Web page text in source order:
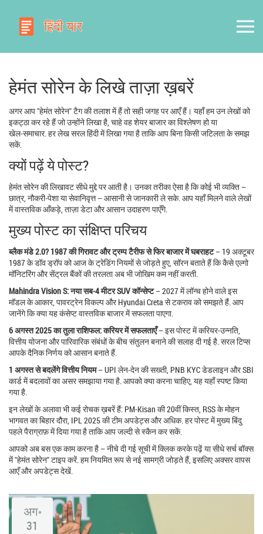
हेमंत सोरेन के लिखे ताज़ा ख़बरें
अगर आप "हेमंत सोरेन" टैग की तलाश में हैं तो सही जगह पर आएँ हैं। यहाँ हम उन लेखों को
इकट्ठा कर रहे हैं जो उन्होंने लिखा है, चाहे वह शेयर बाजार का विश्लेषण हो या
खेल‑समाचार. हर लेख सरल हिंदी में लिखा गया है ताकि आप बिना किसी जटिलता के समझ
सकें.
क्यों पढ़ें ये पोस्ट?
हेमंत सोरेन की लिखावट सीधे मुद्दे पर आती है। उनका तरीका ऐसा है कि कोई भी व्यक्ति –
छात्र, नौकरी‑पेशा या सेवानिवृत्त – आसानी से जानकारी ले सके. आप यहाँ मिलने वाले लेखों
में वास्तविक आँकड़े, ताज़ा डेटा और आसान उदाहरण पाएँगे.
मुख्य पोस्ट का संक्षिप्त परिचय
ब्लैक मंडे 2.0? 1987 की गिरावट और ट्रम्प टैरीफ से फिर बाजार में घबराहट– 19 अक्टूबर
1987 के डॉव ड्रॉप को आज के ट्रेडिंग नियमों से जोड़ते हुए, सॉरन बताते हैं कि कैसे एल्गो
मॉनिटरिंग और सेंट्रल बैंकों की तरलता अब भी जोखिम कम नहीं करती.
Mahindra Vision S: नया सब‑4 मीटर SUV कॉन्सेप्ट– 2027 में लॉन्च होने वाले इस
मॉडल के आकार, पावरट्रेन विकल्प और Hyundai Creta से टकराव को समझते हैं. आप
जानेंगे कि क्या यह कंसेप्ट वास्तविक बाजार में सफलता पाएगा.
6 अगस्त 2025 का तुला राशिफल: करियर में सफलताएँ– इस पोस्ट में करियर‑उन्नति,
वित्तीय योजना और पारिवारिक संबंधों के बीच संतुलन बनाने की सलाह दी गई है. सरल टिप्स
आपके दैनिक निर्णय को आसान बनाते हैं.
1 अगस्त से बदलेंगे वित्तीय नियम– UPI लेन‑देन की सख्ती, PNB KYC डेडलाइन और SBI
कार्ड में बदलावों का असर समझाया गया है. आपको क्या करना चाहिए, यह यहाँ स्पष्ट किया
गया है.
इन लेखों के अलावा भी कई रोचक ख़बरें हैं: PM‑Kisan की 20वीं किस्त, RSS के मोहन
भा‍गवत का बिहार दौरा, IPL 2025 की टीम अपडेट्स और अधिक. हर पोस्ट में मुख्य बिंदु
पहले पैराग्राफ़ में दिया गया है ताकि आप जल्दी से स्कैन कर सकें.
आपको अब बस एक काम करना है – नीचे दी गई सूची में क्लिक करके पढ़ें या सीधे सर्च बॉक्स
में "हेमंत सोरेन" टाइप करें. हम नियमित रूप से नई सामग्री जोड़ते हैं, इसलिए अक्सर वापस
आएँ और अपडेट्स देखें.
अग॰
31